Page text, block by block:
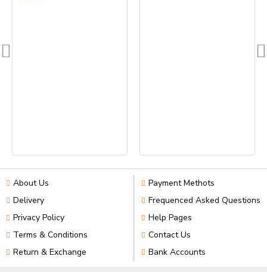
About Us
Delivery
Privacy Policy
Terms & Conditions
Return & Exchange
Payment Methots
Frequenced Asked Questions
Help Pages
Contact Us
Bank Accounts